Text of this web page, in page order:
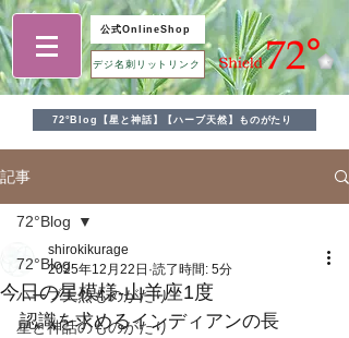
公式OnlineShop
デジ名刺リットリンク
72°Blog【星と神話】【ハーブ天然】ものがたり
記事
72°Blog
ハーブ天然ものがたり
星と神話のものがたり
72°Blog
今日の星模様-山羊座1度
shirokikurage
2025年12月22日 読了時間: 5分
認識を求めるインディアンの長